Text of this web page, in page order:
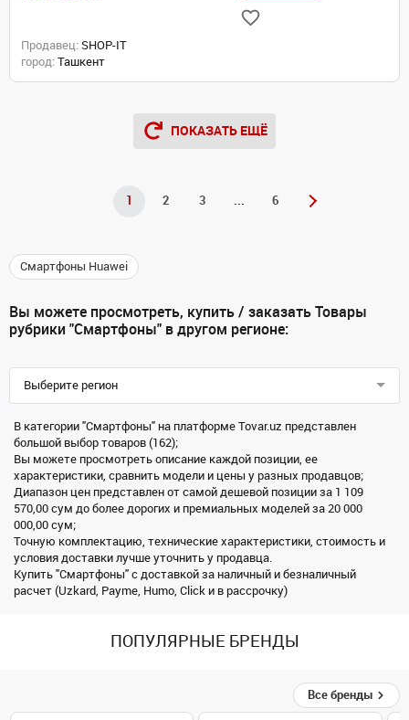
Продавец: SHOP-IT
город: Ташкент
ПОКАЗАТЬ ЕЩЁ
1 2 3 ... 6
Смартфоны Huawei
Вы можете просмотреть, купить / заказать Товары
рубрики "Смартфоны" в другом регионе:
Выберите регион
В категории "Смартфоны" на платформе Tovar.uz представлен
большой выбор товаров (162);
Вы можете просмотреть описание каждой позиции, ее
характеристики, сравнить модели и цены у разных продавцов;
Диапазон цен представлен от самой дешевой позиции за 1 109
570,00 сум до более дорогих и премиальных моделей за 20 000
000,00 сум;
Точную комплектацию, технические характеристики, стоимость и
условия доставки лучше уточнить у продавца.
Купить "Смартфоны" с доставкой за наличный и безналичный
расчет (Uzkard, Payme, Humo, Click и в рассрочку)
ПОПУЛЯРНЫЕ БРЕНДЫ
Все бренды